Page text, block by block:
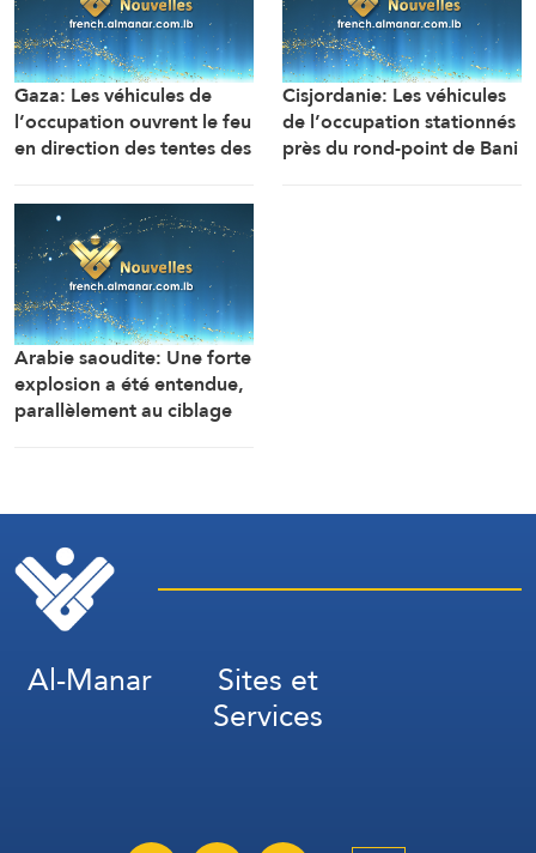
Gaza: Les véhicules de
l’occupation ouvrent le feu
en direction des tentes des
Mawasi Rafah
Cisjordanie: Les véhicules
de l’occupation stationnés
près du rond-point de Bani
Arabie saoudite: Une forte
explosion a été entendue,
parallèlement au ciblage
Al-Manar Sites et
Services